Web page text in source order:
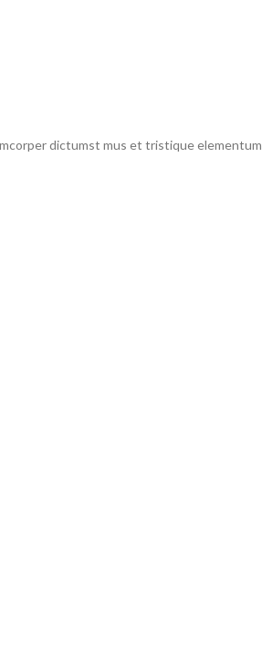
dictumst mus et tristique elementum